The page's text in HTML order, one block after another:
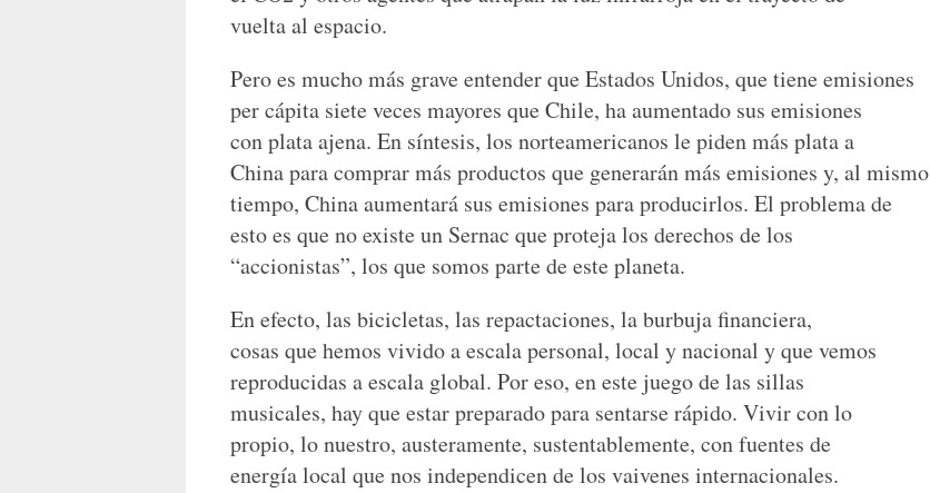
vuelta al espacio.
Pero es mucho más grave entender que Estados Unidos, que tiene emisiones
per cápita siete veces mayores que Chile, ha aumentado sus emisiones
con plata ajena. En síntesis, los norteamericanos le piden más plata a
China para comprar más productos que generarán más emisiones y, al mismo
tiempo, China aumentará sus emisiones para producirlos. El problema de
esto es que no existe un Sernac que proteja los derechos de los
“accionistas”, los que somos parte de este planeta.
En efecto, las bicicletas, las repactaciones, la burbuja financiera,
cosas que hemos vivido a escala personal, local y nacional y que vemos
reproducidas a escala global. Por eso, en este juego de las sillas
musicales, hay que estar preparado para sentarse rápido. Vivir con lo
propio, lo nuestro, austeramente, sustentablemente, con fuentes de
energía local que nos independicen de los vaivenes internacionales.